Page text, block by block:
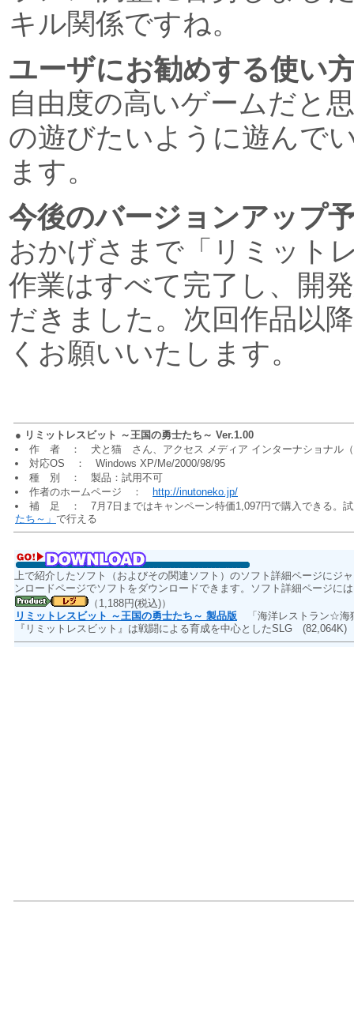
キル関係ですね。
ユーザにお勧めする使い
自由度の高いゲームだと
の遊びたいように遊んで
ます。
今後のバージョンアップ
おかげさまで「リミット
作業はすべて完了し、開
だきました。次回作品以
くお願いいたします。
● リミットレスビット ～王国の勇士たち～ Ver.1.00
作 者 ： 犬と猫 さん、アクセス メディア インターナショナル
対応OS ： Windows XP/Me/2000/98/95
種 別 ： 製品：試用不可
作者のホームページ ：
http://inutoneko.jp/
補 足 ： 7月7日まではキャンペーン特価1,097円で購入できる。試
たち～」 で行える
上で紹介したソフト（およびその関連ソフト）のソフト詳細ページにジ
ンロードページでソフトをダウンロードできます。ソフト詳細ページに
（1,188円(税込)）
リミットレスビット ～王国の勇士たち～ 製品版 「海洋レストラン☆海
『リミットレスビット』は戦闘による育成を中心としたSLG (82,064K)